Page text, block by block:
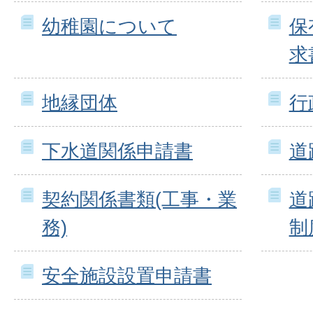
幼稚園について
保
求
地縁団体 行
下水道関係申請書 道
契約関係書類(工事・業
務)
道
制
安全施設設置申請書